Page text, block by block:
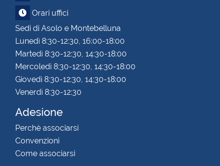
Orari uffici
Sedi di Asolo e Montebelluna
Lunedì 8:30-12:30, 16:00-18:00
Martedì 8:30-12:30, 14:30-18:00
Mercoledì 8:30-12:30, 14:30-18:00
Giovedì 8:30-12:30, 14:30-18:00
Venerdì 8:30-12:30
Adesione
Perchè associarsi
Convenzioni
Come associarsi